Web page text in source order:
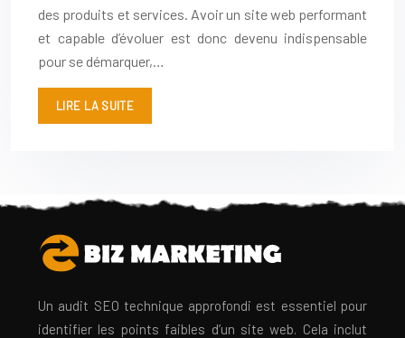
des produits et services. Avoir un site web performant
et capable d’évoluer est donc devenu indispensable
pour se démarquer,…
LIRE LA SUITE
Un audit SEO technique approfondi est essentiel pour
identifier les points faibles d’un site web. Cela inclut